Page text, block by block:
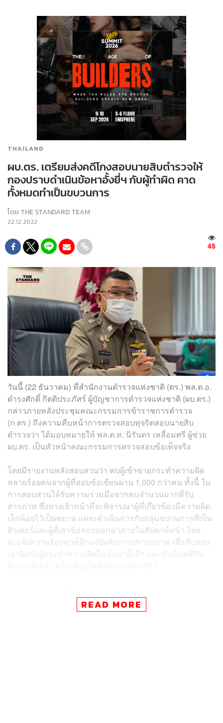
THAILAND
ผบ.ตร. เตรียมส่งคดีโกงสอบนายสิบตำรวจให้
กองปราบดำเนินข้อหาอั้งยี่ฯ กับผู้ทำผิด คาด
ทั้งหมดทำเป็นขบวนการ
โดย THE STANDARD TEAM
22.12.2022
45
วันนี้ (22 ธันวาคม) ที่สำนักงานตำรวจแห่งชาติ (ตร.) พล.ต.อ.
ดำรงศักดิ์ กิตติประภัสร์ ผู้บัญชาการตำรวจแห่งชาติ (ผบ.ตร.)
กล่าวภายหลังประชุมคณะกรรมการข้าราชการตำรวจ
(ก.ตร.) ถึงความคืบหน้าการตรวจสอบทุจริตสอบนายสิบ
ตำรวจว่า ได้มอบหมายให้ พล.ต.ท. นิรันดร เหลื่อมศรี ผู้ช่วย
ผบ.ตร. เป็นหัวหน้าคณะกรรมการตรวจสอบข้อเท็จจริง
โดยมีรายงานหลังสอบสวนว่า พบผู้เข้าข่ายกระทำความผิด
หลายร้อยคนจากผู้ที่สอบข้อเขียนผ่าน 1,000 กว่าคน ทั้งนี้ ใน
การสอบสวนได้รับความร่วมมือจากคนจำนวนมากที่รับ
สารภาพ ซึ่งทางเจ้าหน้าที่จะพิจารณาผู้ที่เกี่ยวข้องมีความผิด
เล็กน้อยไว้เป็นพยาน แต่จะดำเนินการกับกลุ่มขบวนการที่เป็น
ติวเตอร์และผู้ที่เอาข้อสอบออกมาภายในสัปดาห์หน้า โดย
จะแจ้งความร้องทุกข์ที่กองบังคับการปราบปราม เพื่อสืบสวน
เอาผิดกับผู้กระทำความผิดในข้อหาอั้งยี่ฯ และดำเนินคดีกับ
ทุจริตส่วนใหญ่พบในพื้นที่กองบัญชาการตำรวจภูธรภาค
(บช.ภ.) 9 ต่อมาได้รับรายงานครั้งที่ 2 ว่าพบที่ บช.ภ.5 และยัง
READ MORE